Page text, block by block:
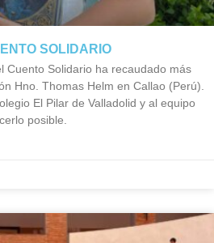
SOLIDARIO
Cuento Solidario ha recaudado más
Hno. Thomas Helm en Callao (Perú).
El Pilar de Valladolid y al equipo
posible.